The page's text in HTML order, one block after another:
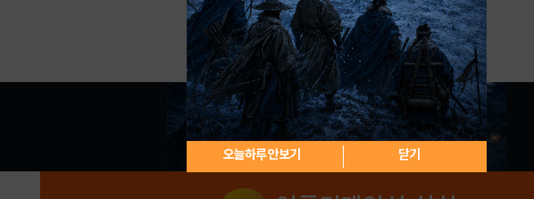
아이디 / 비밀번호 찾기 회원가입
오늘하루 안보기 닫기